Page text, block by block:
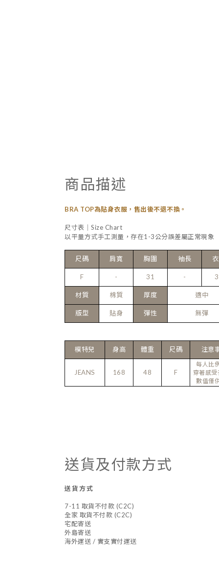
商品描述
BRA TOP為貼身衣服，售出後不退不換。
尺寸表｜Size Chart
以平量方式手工測量，存在1-3公分誤差屬正常現象
尺碼 肩寬 胸圍 袖長
F - 31 -
材質 棉質 厚度 適中
版型 貼身 彈性 無彈
模特兒 身高 體重 尺碼 注意
JEANS 168 48 F
每人比
穿著感
數值僅
送貨及付款方式
送貨方式
7-11 取貨不付款 (C2C)
全家 取貨不付款 (C2C)
宅配寄送
外島寄送
海外運送 / 實支實付運送